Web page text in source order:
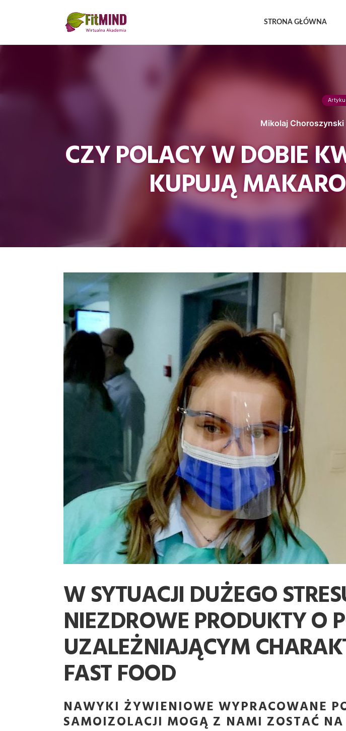
STRONA GŁÓWNA
Mikolaj Choroszynski
CZY POLACY W DOBIE
KUPUJĄ
W SYTUACJI DUŻEGO
NIEZDROWE PRODUKTY O
UZALEŻNIAJĄCYM
FAST FOOD
NAWYKI ŻYWIENIOWE WYPRACOWANE
SAMOIZOLACJI MOGĄ Z NAMI ZOSTAĆ NA